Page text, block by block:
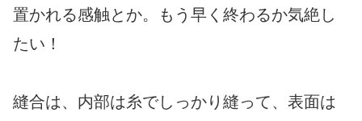
置かれる感触とか。もう早く終わるか気絶し
たい！
縫合は、内部は糸でしっかり縫って、表面は